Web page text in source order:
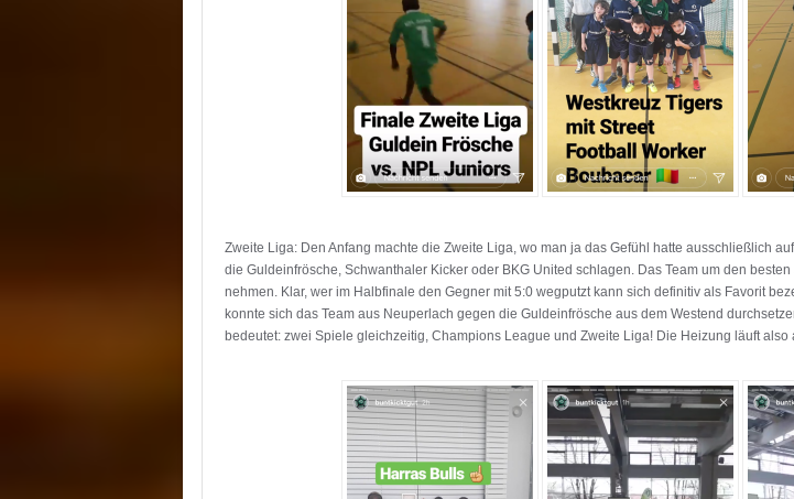
Zweite Liga: Den Anfang machte die Zweite Liga, wo man ja das Gefühl hatte ausschließlich
die Guldeinfrösche, Schwanthaler Kicker oder BKG United schlagen. Das Team um den
nehmen. Klar, wer im Halbfinale den Gegner mit 5:0 wegputzt kann sich definitiv als Favorit
konnte sich das Team aus Neuperlach gegen die Guldeinfrösche aus dem Westend
bedeutet: zwei Spiele gleichzeitig, Champions League und Zweite Liga! Die Heizung läuft